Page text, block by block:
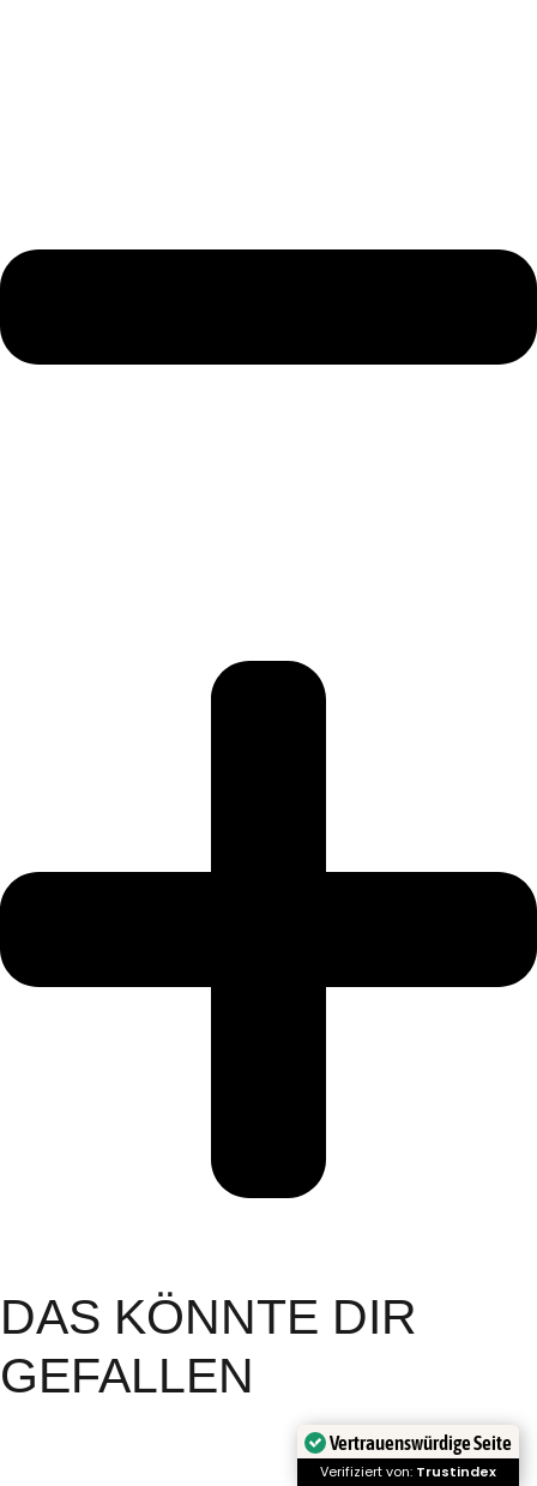
DAS KÖNNTE DIR
GEFALLEN
Vertrauenswürdige Seite
Verifiziert von: Trustindex